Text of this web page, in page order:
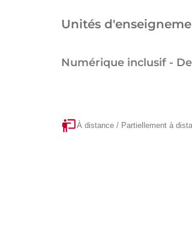
Unités
Numérique inclusif -
À distance / Partiellement à